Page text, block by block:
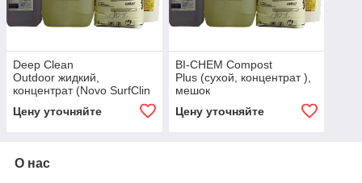
Deep Clean
Outdoor жидкий,
концентрат (Novo SurfClin
C3). Блок 20 л (4 канистры
по 5 л)
Цену уточняйте
BI-CHEM Compost
Plus (сухой, концентрат ),
мешок
Цену уточняйте
О нас